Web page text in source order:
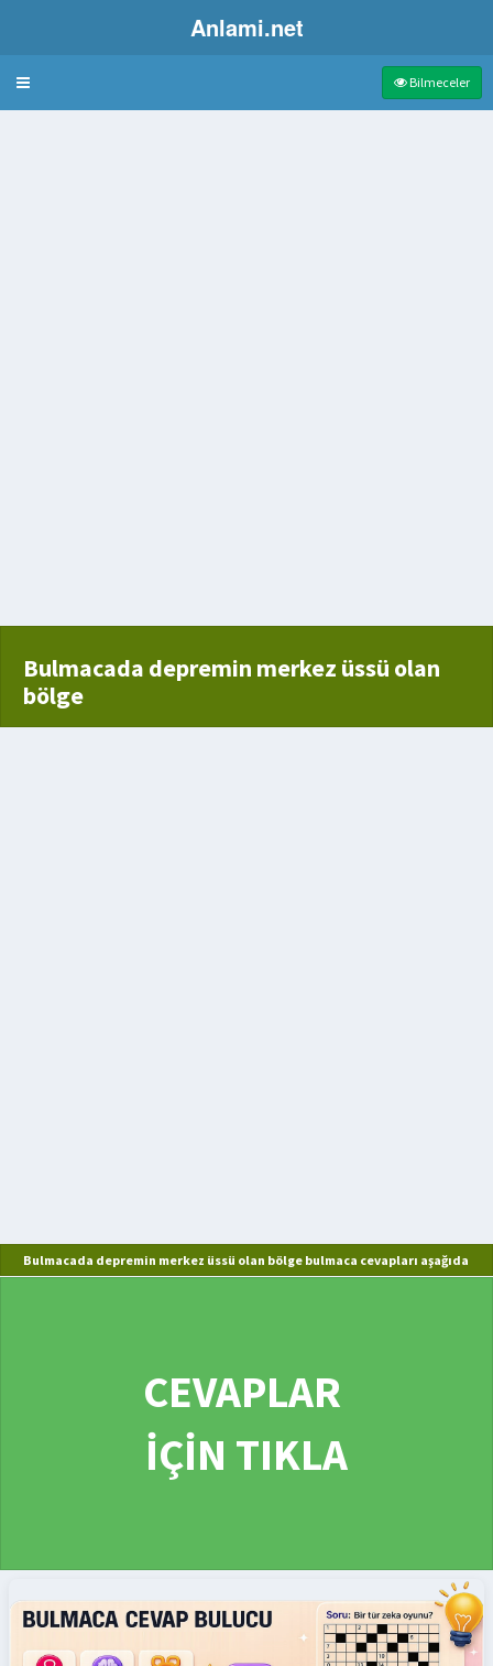
Anlami.net
Bulmaca Bilmeceler
Bulmacada depremin merkez üssü olan
bölge
Bulmacada depremin merkez üssü olan bölge bulmaca cevapları aşağıda
CEVAPLAR
İÇİN TIKLA